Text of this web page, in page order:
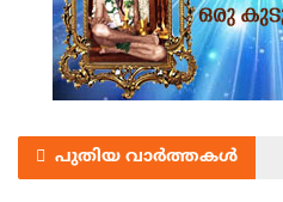
പുതിയ വാർത്തകൾ